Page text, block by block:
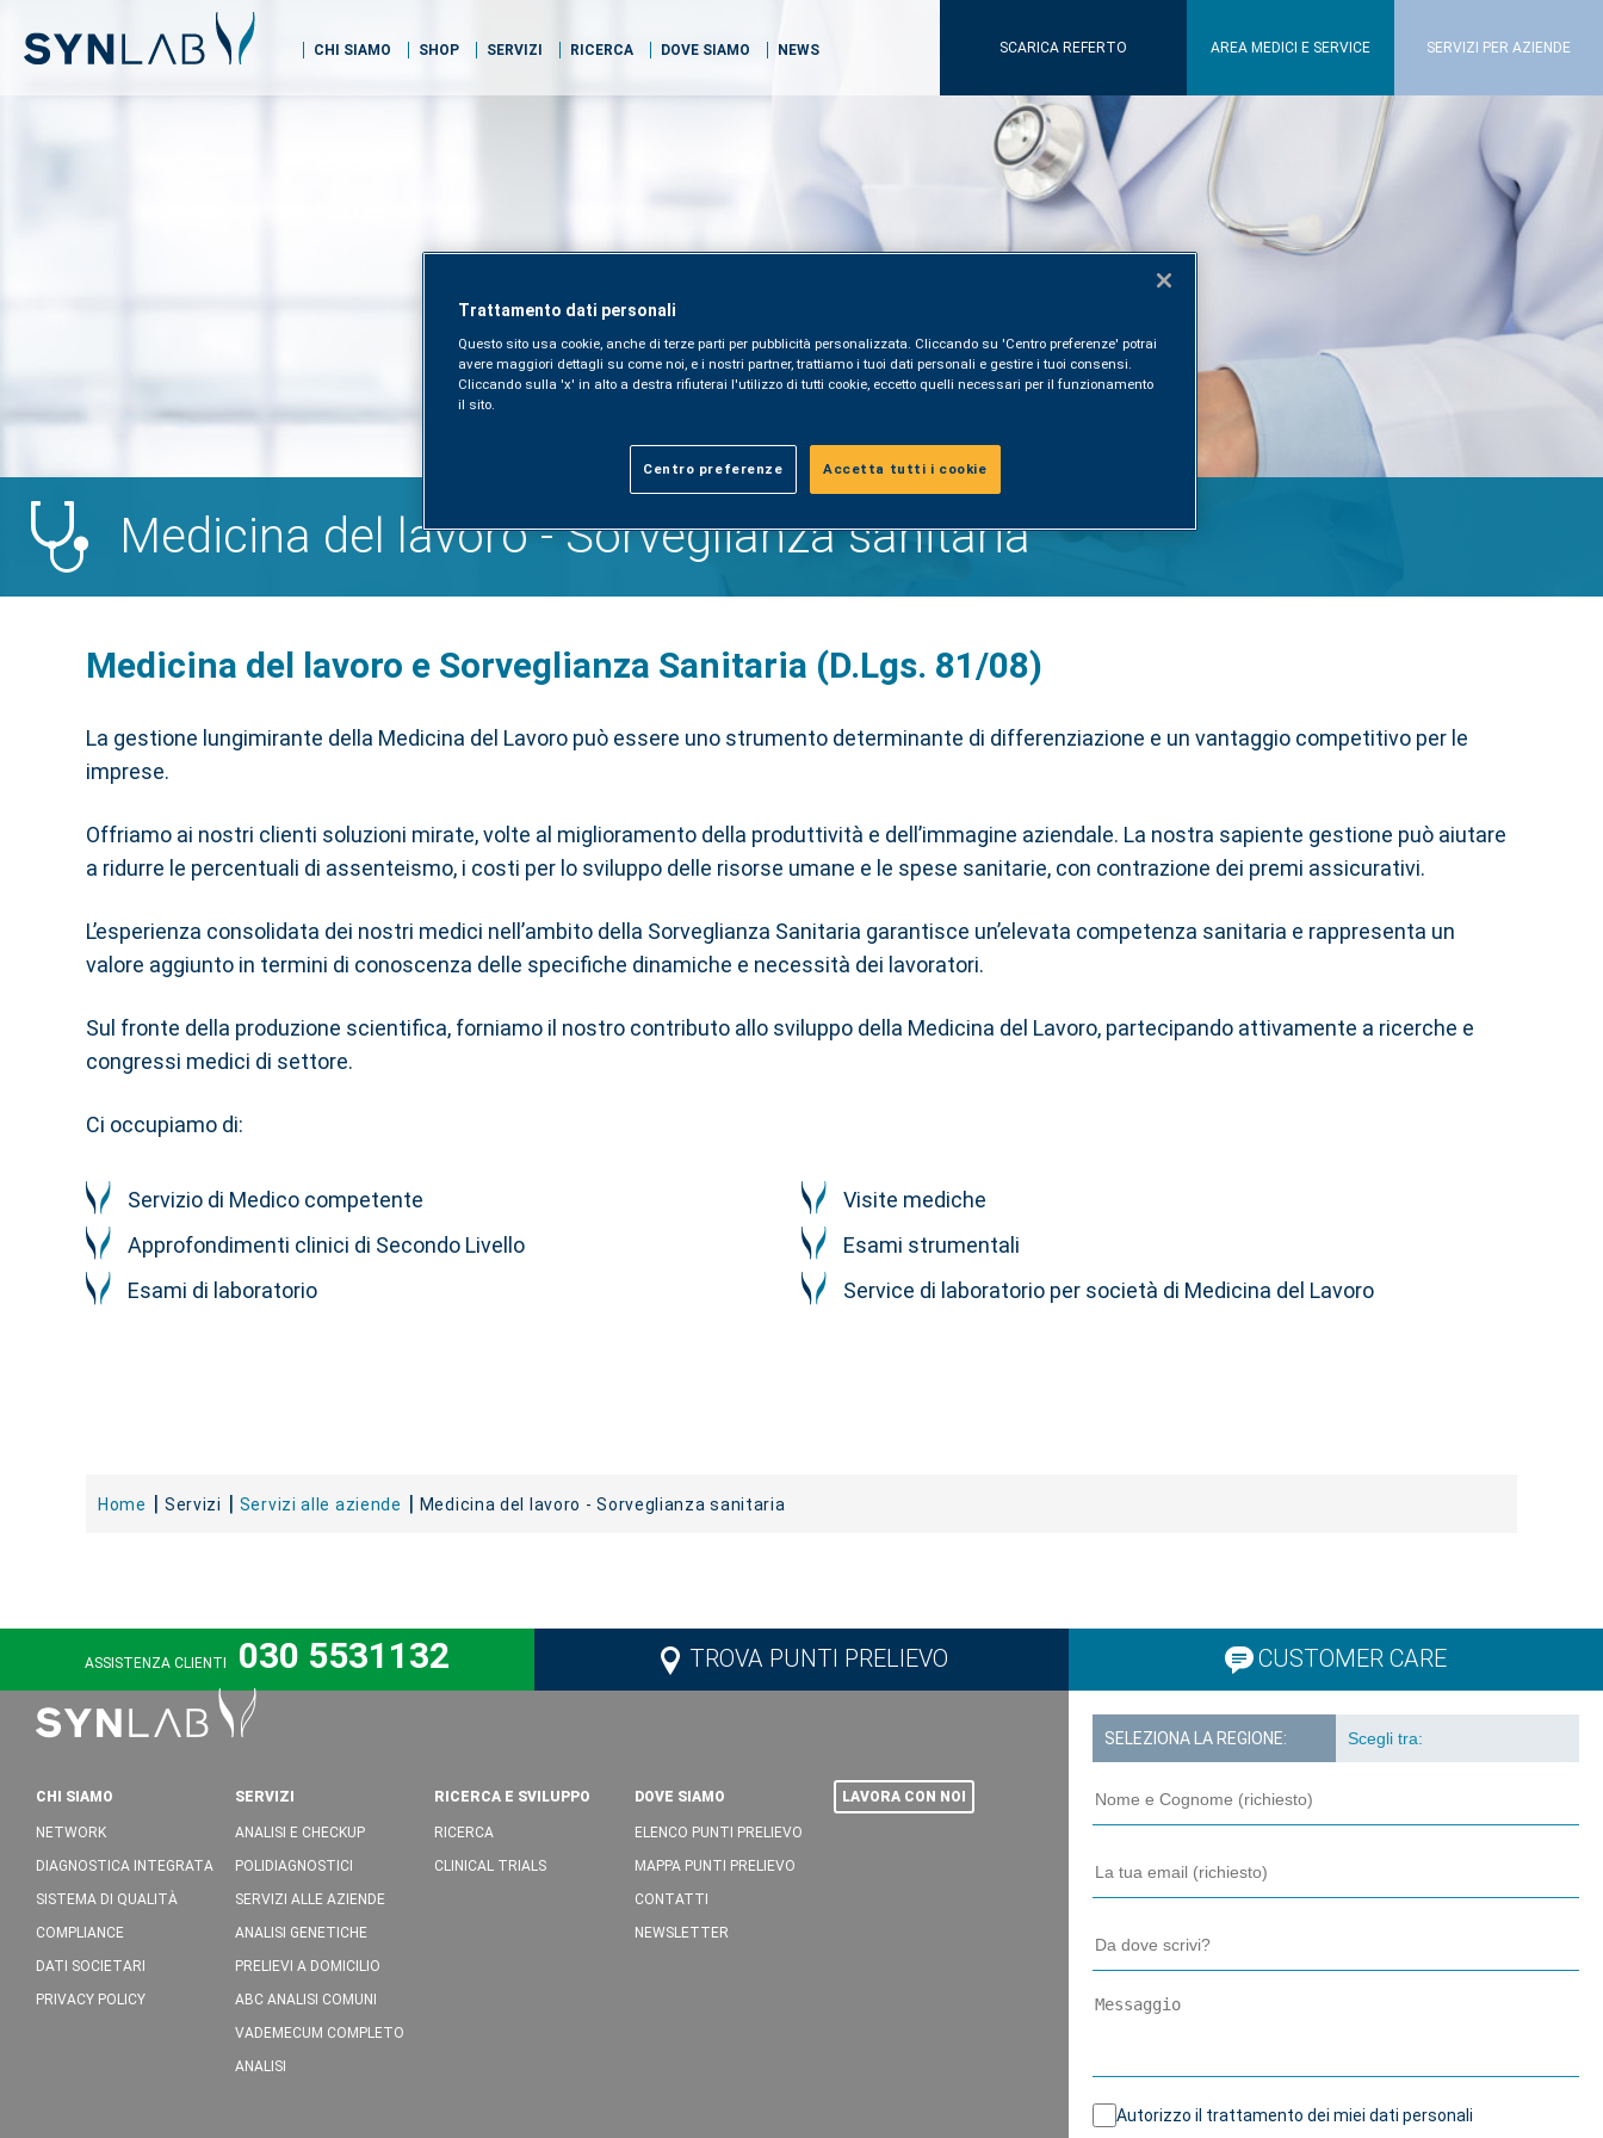
CHI SIAMO SHOP SERVIZI RICERCA DOVE SIAMO NEWS SCARICA REFERTO AREA MEDICI E SERVICE SERVIZI PER AZIENDE
Medicina del lavoro - Sorveglianza sanitaria
Medicina del lavoro e Sorveglianza Sanitaria (D.Lgs. 81/08)
La gestione lungimirante della Medicina del Lavoro può essere uno strumento determinante di differenziazione e un vantaggio competitivo per le
imprese.
Offriamo ai nostri clienti soluzioni mirate, volte al miglioramento della produttività e dell’immagine aziendale. La nostra sapiente gestione può aiutare
a ridurre le percentuali di assenteismo, i costi per lo sviluppo delle risorse umane e le spese sanitarie, con contrazione dei premi assicurativi.
L’esperienza consolidata dei nostri medici nell’ambito della Sorveglianza Sanitaria garantisce un’elevata competenza sanitaria e rappresenta un
valore aggiunto in termini di conoscenza delle specifiche dinamiche e necessità dei lavoratori.
Sul fronte della produzione scientifica, forniamo il nostro contributo allo sviluppo della Medicina del Lavoro, partecipando attivamente a ricerche e
congressi medici di settore.
Ci occupiamo di:
Servizio di Medico competente
Visite mediche
Approfondimenti clinici di Secondo Livello
Esami strumentali
Esami di laboratorio
Service di laboratorio per società di Medicina del Lavoro
Home Servizi Servizi alle aziende Medicina del lavoro - Sorveglianza sanitaria
ASSISTENZA CLIENTI 030 5531132 TROVA PUNTI PRELIEVO CUSTOMER CARE
SELEZIONA LA REGIONE:
Autorizzo il trattamento dei miei dati personali
CHI SIAMO
NETWORK
DIAGNOSTICA INTEGRATA
SISTEMA DI QUALITÀ
COMPLIANCE
DATI SOCIETARI
PRIVACY POLICY
SERVIZI
ANALISI E CHECKUP
POLIDIAGNOSTICI
SERVIZI ALLE AZIENDE
ANALISI GENETICHE
PRELIEVI A DOMICILIO
ABC ANALISI COMUNI
VADEMECUM COMPLETO
ANALISI
RICERCA E SVILUPPO
RICERCA
CLINICAL TRIALS
DOVE SIAMO
ELENCO PUNTI PRELIEVO
MAPPA PUNTI PRELIEVO
CONTATTI
NEWSLETTER
LAVORA CON NOI
Trattamento dati personali
Questo sito usa cookie, anche di terze parti per pubblicità personalizzata. Cliccando su 'Centro preferenze' potrai
avere maggiori dettagli su come noi, e i nostri partner, trattiamo i tuoi dati personali e gestire i tuoi consensi.
Cliccando sulla 'x' in alto a destra rifiuterai l'utilizzo di tutti cookie, eccetto quelli necessari per il funzionamento
il sito.
Centro preferenze Accetta tutti i cookie